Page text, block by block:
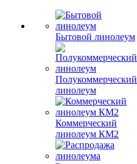
Бытовой линолеум
Полукоммерческий
линолеум
Коммерческий
линолеум КМ2